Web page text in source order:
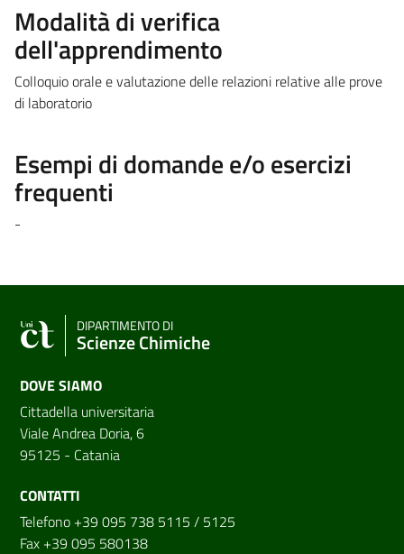
Modalità di verifica
dell'apprendimento
Colloquio orale e valutazione delle relazioni relative alle prove
di laboratorio
Esempi di domande e/o esercizi
frequenti
-
DIPARTIMENTO DI
Scienze Chimiche
DOVE SIAMO
Cittadella universitaria
Viale Andrea Doria, 6
95125 - Catania
CONTATTI
Telefono +39 095 738 5115 / 5125
Fax +39 095 580138